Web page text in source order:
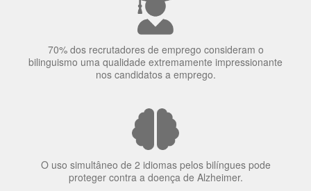
70% dos recrutadores de emprego consideram o
nos candidatos a emprego.